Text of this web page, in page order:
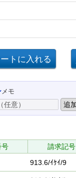
メモ
号 請求記号
913.6/ｲｹｲ/9